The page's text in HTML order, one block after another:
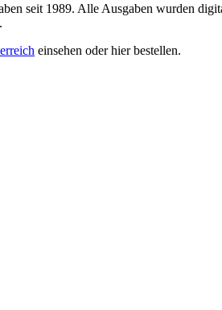
seit 1989. Alle Ausgaben wurden
einsehen oder hier bestellen.